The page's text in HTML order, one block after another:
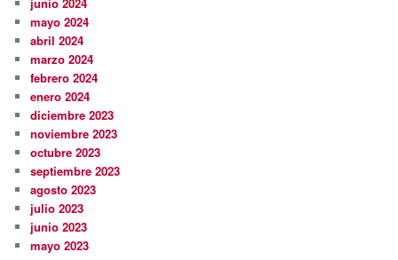
mayo 2024
abril 2024
marzo 2024
febrero 2024
enero 2024
diciembre 2023
noviembre 2023
octubre 2023
septiembre 2023
agosto 2023
julio 2023
junio 2023
mayo 2023